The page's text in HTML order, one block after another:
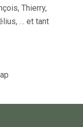
Thierry,
… et tant